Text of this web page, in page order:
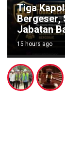
Tiga
Bergeser,
Jabatan
15 hours ago